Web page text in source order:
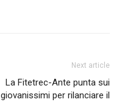
Next article
La Fitetrec-Ante punta sui
giovanissimi per rilanciare il